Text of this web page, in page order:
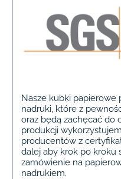
Nasze kubki papierowe
nadruki, które z
oraz będą zachęcać do
produkcji
producentów z
dalej aby krok po kroku
zamówienie na
nadrukiem.